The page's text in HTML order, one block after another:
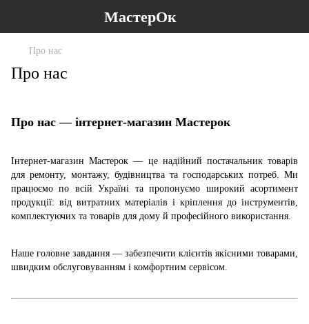
МастерОк
Про нас
Про нас
Про нас — інтернет-магазин Мастерок
Інтернет-магазин Мастерок — це надійний постачальник товарів
для ремонту, монтажу, будівництва та господарських потреб. Ми
працюємо по всій Україні та пропонуємо широкий асортимент
продукції: від витратних матеріалів і кріплення до інструментів,
комплектуючих та товарів для дому й професійного використання.
Наше головне завдання — забезпечити клієнтів якісними товарами,
швидким обслуговуванням і комфортним сервісом.